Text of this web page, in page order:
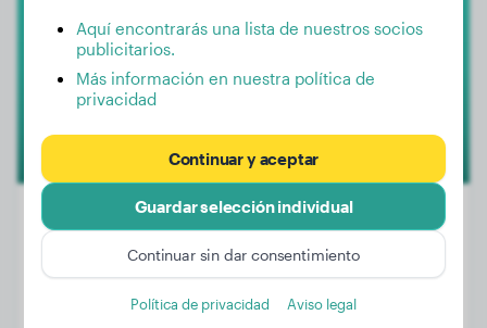
Peso:
24 kg
3 años, 5 meses
Aquí encontrarás una lista de nuestros socios
publicitarios.
Más información en nuestra política de
privacidad
Continuar y aceptar
Guardar selección individual
Continuar sin dar consentimiento
Política de privacidad Aviso legal